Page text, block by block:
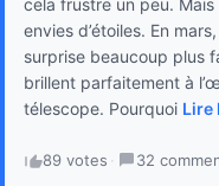
C’est souvent l’étape qui
trois précautions, tout se
le gâteau retourné, vaut
stress.
Retirez la poêle du feu
minutes. Ce temps